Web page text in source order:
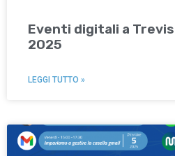
Eventi digitali a
2025
LEGGI TUTTO »